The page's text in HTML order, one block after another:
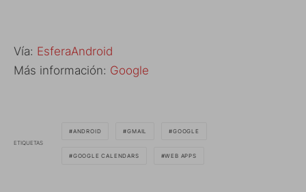
Vía: EsferaAndroid
Más información: Google
ETIQUETAS
ANDROID GMAIL GOOGLE
GOOGLE CALENDARS WEB APPS